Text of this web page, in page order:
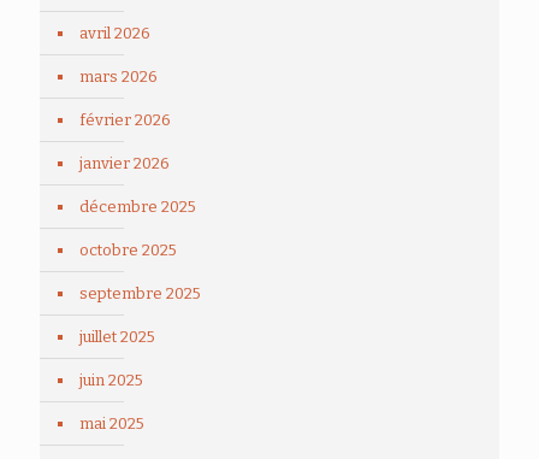
avril 2026
mars 2026
février 2026
janvier 2026
décembre 2025
octobre 2025
septembre 2025
juillet 2025
juin 2025
mai 2025